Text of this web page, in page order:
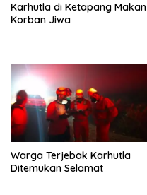
Karhutla di Ketapang Makan
Korban Jiwa
Warga Terjebak Karhutla
Ditemukan Selamat